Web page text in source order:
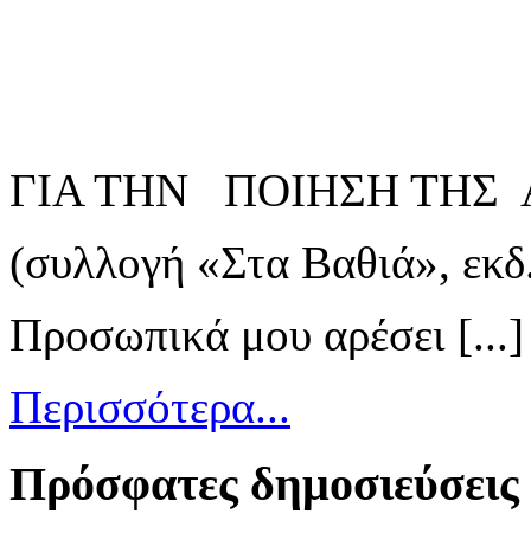
ΓΙΑ ΤΗΝ ΠΟΙΗΣΗ ΤΗΣ
(συλλογή «Στα Βαθιά»,
Προσωπικά μου αρέσει [...]
Περισσότερα...
Πρόσφατες δημοσιεύσεις